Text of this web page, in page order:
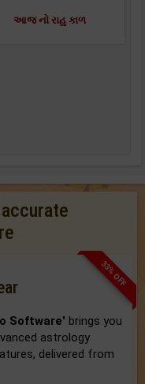
આજ નો રાહુ કાળ
33% OFF
Software' brings you
astrology
delivered from